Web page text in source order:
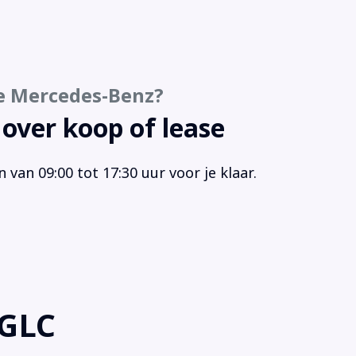
leges
met correctie
pakket
Benz?
koop of lease
van 09:00 tot 17:30 uur voor je klaar.